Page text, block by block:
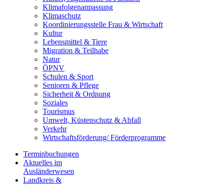
Klimafolgenanpassung
Klimaschutz
Koordinierungsstelle Frau & Wirtschaft
Kultur
Lebensmittel & Tiere
Migration & Teilhabe
Natur
ÖPNV
Schulen & Sport
Senioren & Pflege
Sicherheit & Ordnung
Soziales
Tourismus
Umwelt, Küstenschutz & Abfall
Verkehr
Wirtschaftsförderung/ Förderprogramme
Terminbuchungen
Aktuelles im
Ausländerwesen
Landkreis &